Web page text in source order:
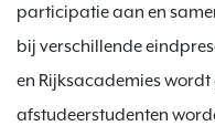
participatie aan en
bij verschillende
en Rijksacademies
afstudeerstudenten